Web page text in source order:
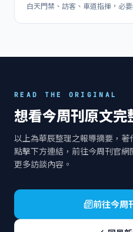
白天門禁、訪客、車道指揮，必
READ THE ORIGINAL
想看今周刊原文完
以上為華辰整理之報導摘要，
點擊下方連結，前往今周刊官
更多訪談內容。
前往今周